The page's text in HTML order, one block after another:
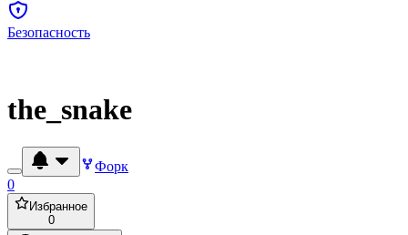
Безопасность
the_snake
Форк
0
Избранное
0